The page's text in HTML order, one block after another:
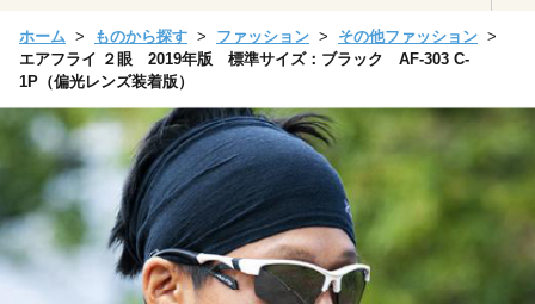
ホーム ものから探す ファッション
その他ファッション
エアフライ ２眼 2019年版 標準サイズ：ブラック AF-303 C-
1P（偏光レンズ装着版）